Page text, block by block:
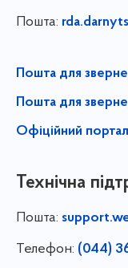
Пошта:
Пошта для
Пошта для
Офіційний
Технічна
Пошта:
Телефон: (044)